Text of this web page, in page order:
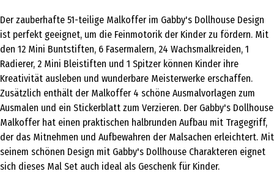
Der zauberhafte 51-teilige Malkoffer im Gabby's Dollhouse Design
ist perfekt geeignet, um die Feinmotorik der Kinder zu fördern. Mit
den 12 Mini Buntstiften, 6 Fasermalern, 24 Wachsmalkreiden, 1
Radierer, 2 Mini Bleistiften und 1 Spitzer können Kinder ihre
Kreativität ausleben und wunderbare Meisterwerke erschaffen.
Zusätzlich enthält der Malkoffer 4 schöne Ausmalvorlagen zum
Ausmalen und ein Stickerblatt zum Verzieren. Der Gabby's Dollhouse
Malkoffer hat einen praktischen halbrunden Aufbau mit Tragegriff,
der das Mitnehmen und Aufbewahren der Malsachen erleichtert. Mit
seinem schönen Design mit Gabby's Dollhouse Charakteren eignet
sich dieses Mal Set auch ideal als Geschenk für Kinder.